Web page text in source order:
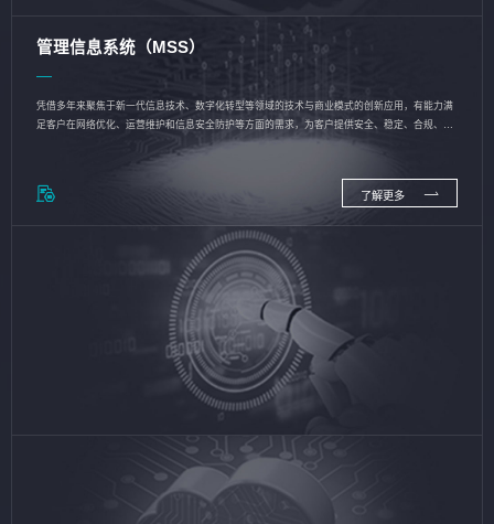
管理信息系统（MSS）
凭借多年来聚焦于新一代信息技术、数字化转型等领域的技术与商业模式的创新应用，有能力满
足客户在网络优化、运营维护和信息安全防护等方面的需求，为客户提供安全、稳定、合规、持
了解更多